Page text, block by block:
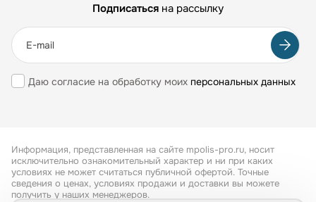
Подписаться на рассылку
Даю согласие на обработку моих персональных данных
Информация, представленная на сайте mpolis-pro.ru, носит
исключительно ознакомительный характер и ни при каких
условиях не может считаться публичной офертой. Точные
сведения о ценах, условиях продажи и доставки вы можете
получить у наших менеджеров.